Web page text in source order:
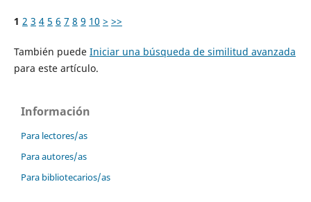
1 2 3 4 5 6 7 8 9 10 > >>
También puede Iniciar una búsqueda de similitud avanzada
para este artículo.
Información
Para lectores/as
Para autores/as
Para bibliotecarios/as